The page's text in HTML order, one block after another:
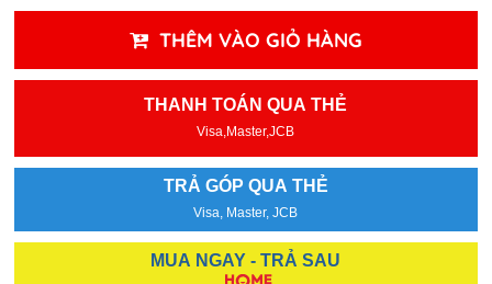
THÊM VÀO GIỎ HÀNG
THANH TOÁN QUA THẺ
Visa,Master,JCB
TRẢ GÓP QUA THẺ
Visa, Master, JCB
MUA NGAY - TRẢ SAU